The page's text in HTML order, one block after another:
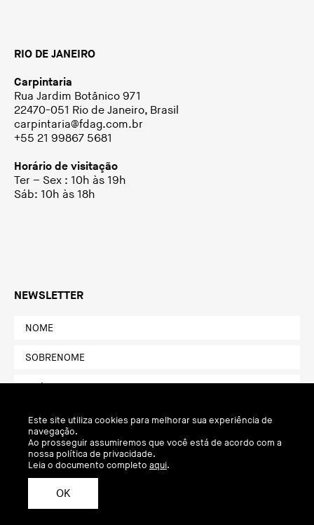
RIO DE JANEIRO
Carpintaria
Rua Jardim Botânico 971
22470-051 Rio de Janeiro, Brasil
carpintaria@fdag.com.br
+55 21 99867 5681
Horário de visitação
Ter – Sex : 10h às 19h
Sáb: 10h às 18h
NEWSLETTER
Política de Privacidade
Este site utiliza cookies para melhorar sua experiência de
navegação.
Ao prosseguir assumiremos que você está de acordo com a
nossa política de privacidade.
Leia o documento completo aqui.
OK